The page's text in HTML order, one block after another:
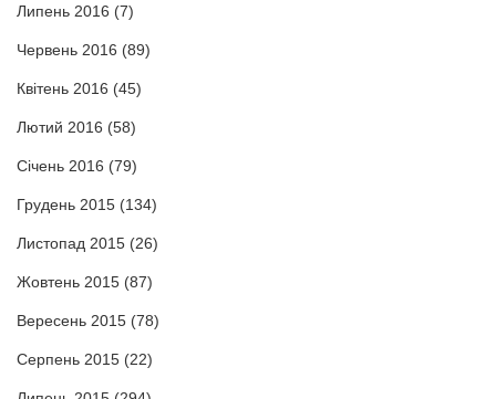
Липень 2016 (7)
Червень 2016 (89)
Квітень 2016 (45)
Лютий 2016 (58)
Січень 2016 (79)
Грудень 2015 (134)
Листопад 2015 (26)
Жовтень 2015 (87)
Вересень 2015 (78)
Серпень 2015 (22)